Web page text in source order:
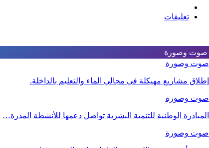
تعليقات
صوت وصورة
صوت وصورة
إطلاق مشاريع مهيكلة في مجالي الماء والتعليم بالداخلة.
صوت وصورة
المبادرة الوطنية للتنمية البشرية تواصل دعمها للأنشطة المدرة…
صوت وصورة